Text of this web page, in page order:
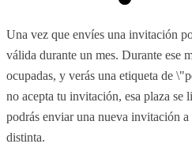
Una vez que envíes una invitación
válida durante un mes. Durante ese
ocupadas, y verás una etiqueta de
no acepta tu invitación, esa plaza se
podrás enviar una nueva invitación a
distinta.